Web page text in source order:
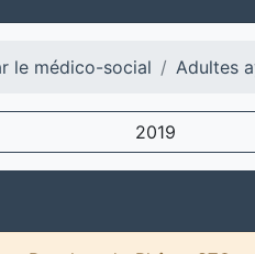
le médico-social Adultes
2019